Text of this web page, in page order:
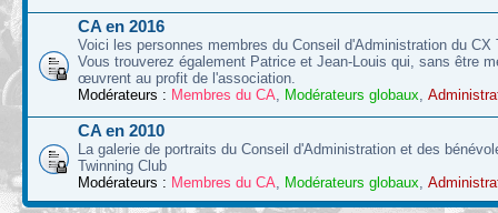
CA en 2016
Voici les personnes membres du Conseil d'Administration du CX
Vous trouverez également Patrice et Jean-Louis qui, sans être
œuvrent au profit de l'association.
Modérateurs : Membres du CA Modérateurs globaux
CA en 2010
La galerie de portraits du Conseil d'Administration et des
Twinning Club
Modérateurs : Membres du CA Modérateurs globaux